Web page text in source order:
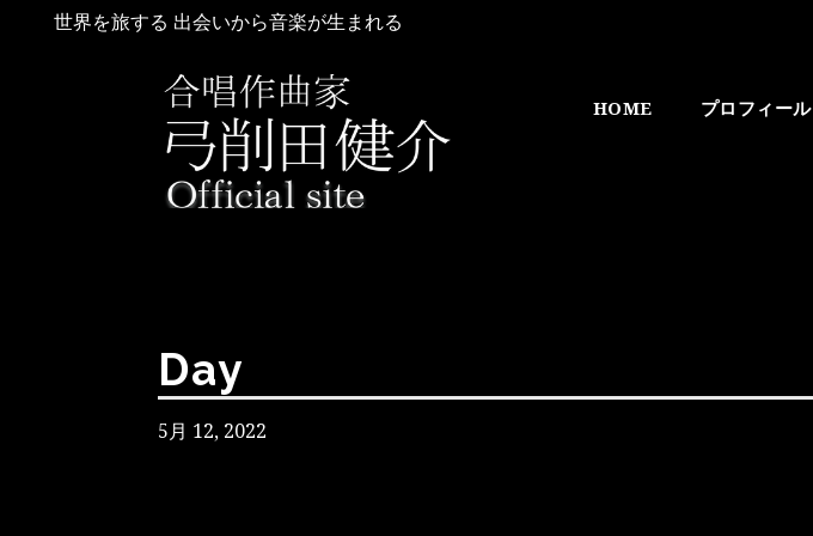
世界を旅する 出会いから音楽が生まれる
HOME プロフィール
Day
5月 12, 2022